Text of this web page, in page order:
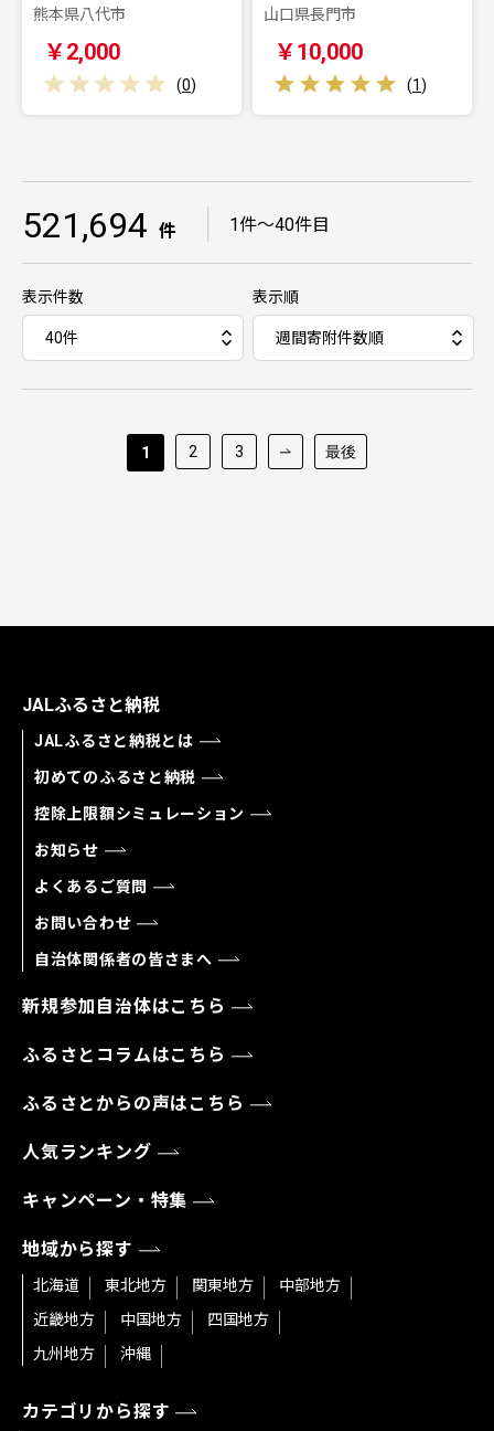
熊本県八代市
￥2,000
(0)
山口県長門市
￥10,000
(1)
521,694 件 1件～40件目
表示件数 表示順
1 2 3 最後
JALふるさと納税
JALふるさと納税とは
初めてのふるさと納税
控除上限額シミュレーション
お知らせ
よくあるご質問
お問い合わせ
自治体関係者の皆さまへ
新規参加自治体はこちら
ふるさとコラムはこちら
ふるさとからの声はこちら
人気ランキング
キャンペーン・特集
地域から探す
北海道 東北地方 関東地方
中部地方
近畿地方
中国地方
四国地方
九州地方
沖縄
カテゴリから探す